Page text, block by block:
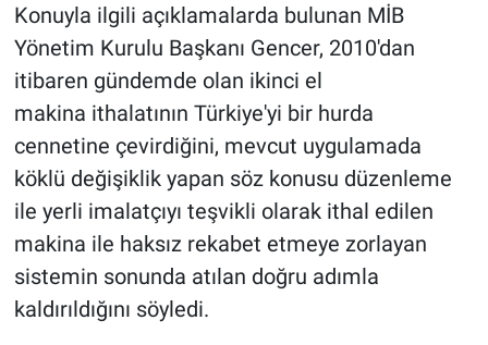
Konuyla ilgili açıklamalarda bulunan MİB
Yönetim Kurulu Başkanı Gencer, 2010'dan
itibaren gündemde olan ikinci el
makina ithalatının Türkiye'yi bir hurda
cennetine çevirdiğini, mevcut uygulamada
köklü değişiklik yapan söz konusu düzenleme
ile yerli imalatçıyı teşvikli olarak ithal edilen
makina ile haksız rekabet etmeye zorlayan
sistemin sonunda atılan doğru adımla
kaldırıldığını söyledi.